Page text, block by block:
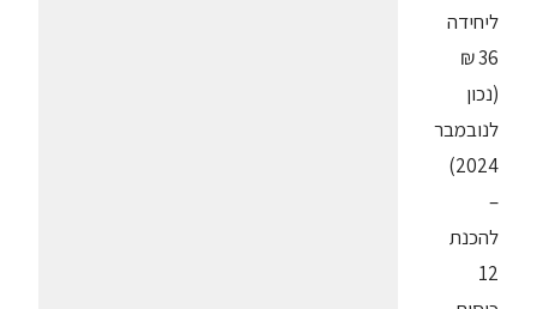
ליחידה
36 ₪
(נכון
לנובמבר
2024)
–
להכנת
12